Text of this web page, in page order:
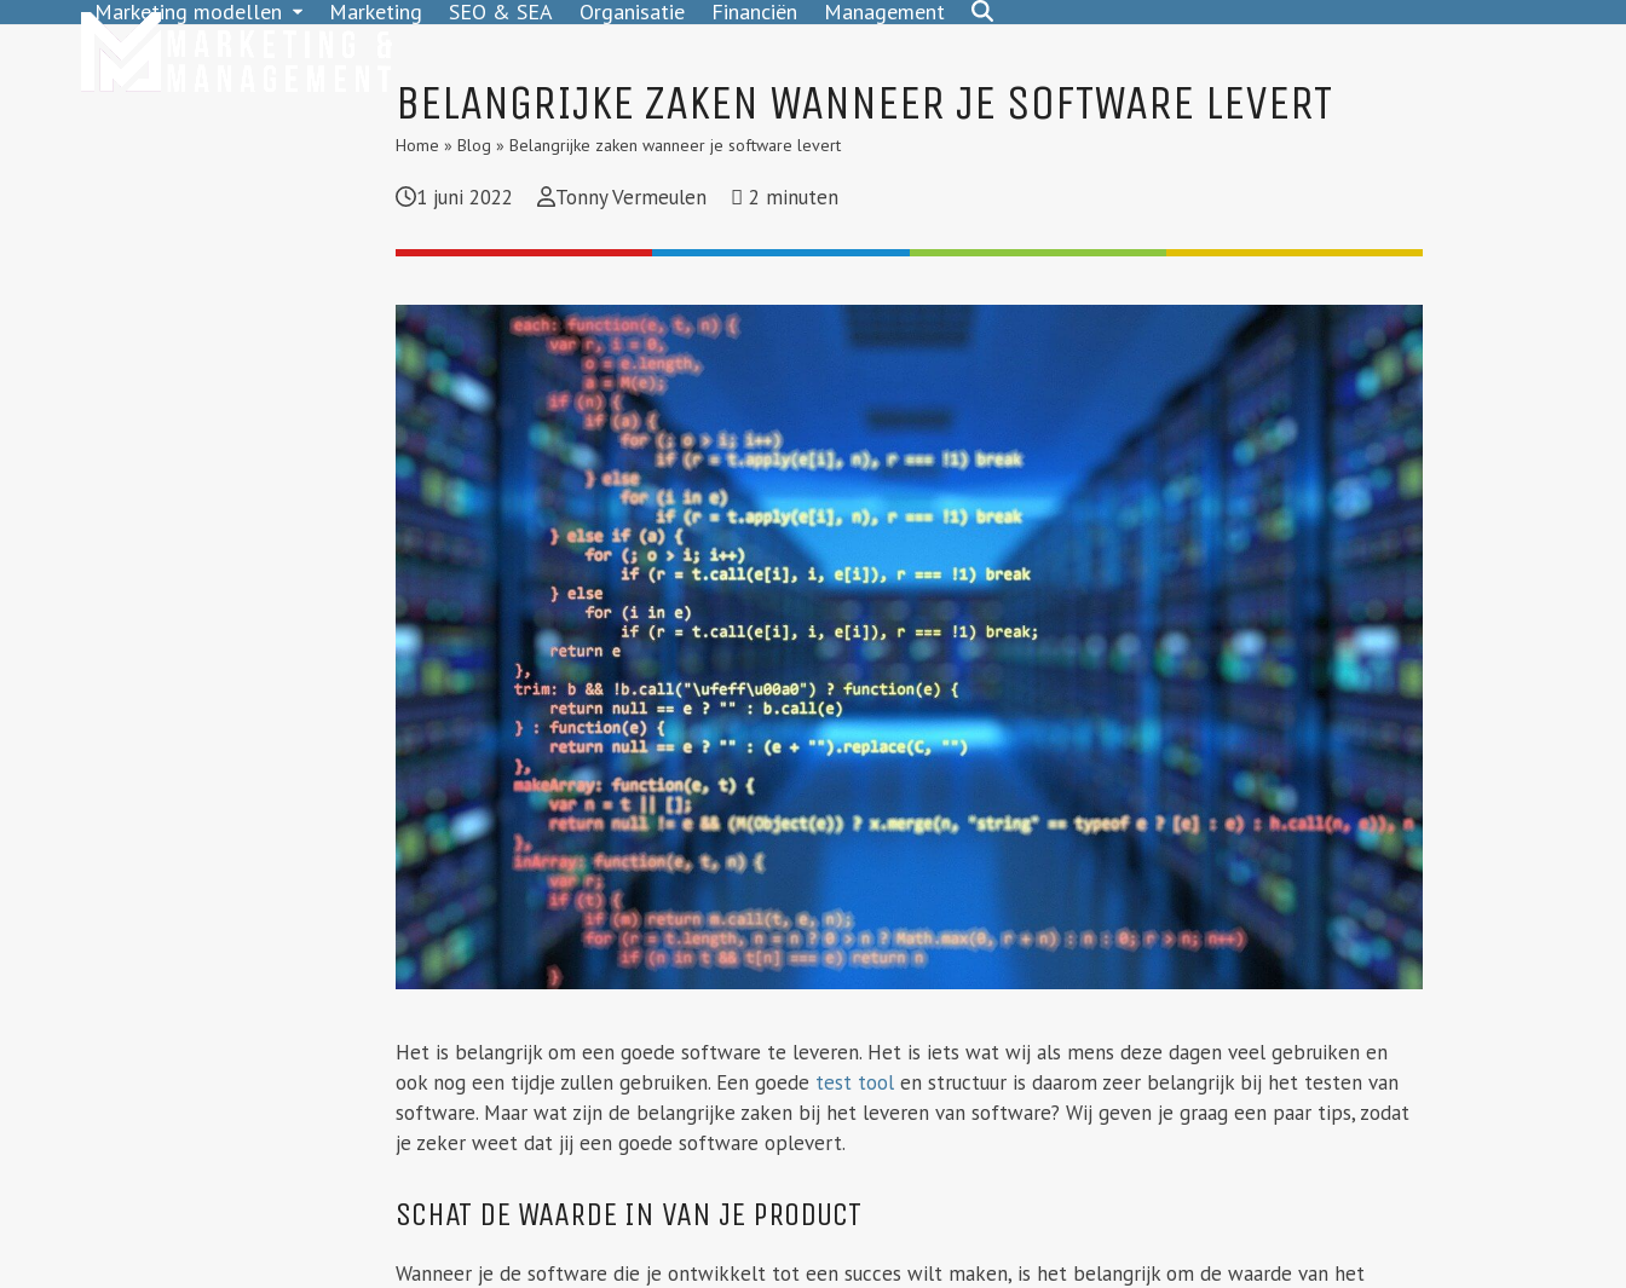
Marketing modellen Marketing SEO & SEA Organisatie Financiën Management
BELANGRIJKE ZAKEN WANNEER JE SOFTWARE LEVERT
Home »Blog »Belangrijke zaken wanneer je software levert
1 juni 2022 Tonny Vermeulen 2 minuten
Het is belangrijk om een goede software te leveren. Het is iets wat wij als mens deze dagen veel gebruiken en
ook nog een tijdje zullen gebruiken. Een goede test tool en structuur is daarom zeer belangrijk bij het testen van
software. Maar wat zijn de belangrijke zaken bij het leveren van software? Wij geven je graag een paar tips, zodat
je zeker weet dat jij een goede software oplevert.
SCHAT DE WAARDE IN VAN JE PRODUCT
Wanneer je de software die je ontwikkelt tot een succes wilt maken, is het belangrijk om de waarde van het